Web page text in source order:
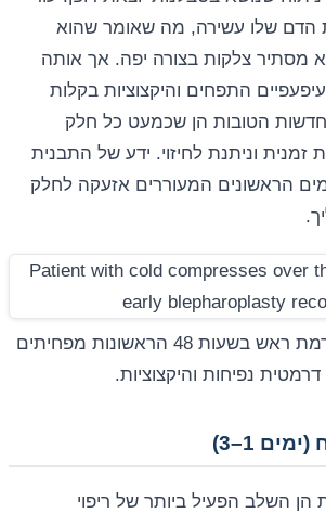
הדם שלו עשירה, מה שאומר שהוא
מסתיר צלקות בצורה יפה. אך אותה
התפחים והיקצוציות בקלות
הטובות הן שכמעט כל חלק
וניתנת לחיזוי. ידע של התבנית
הראשונים המעוררים אזעקה לחלק
כמפרשים קרים והרמת ראש בשעות 48 הראשונות מפחיתים
נפיחות והיקצוציות.
1–3)
הן השלב הפעיל ביותר של ריפוי